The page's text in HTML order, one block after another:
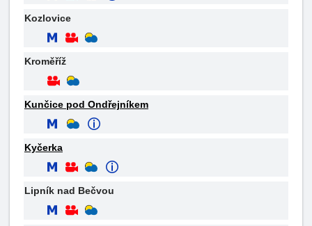
Kozlovice
Kroměříž
Kunčice pod Ondřejníkem
Kyčerka
Lipník nad Bečvou